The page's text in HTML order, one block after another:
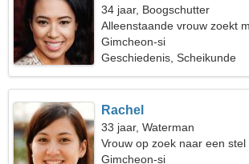
34 jaar, Boogschutter
Alleenstaande vrouw zoekt
Gimcheon-si
Geschiedenis, Scheikunde
Rachel
33 jaar, Waterman
Vrouw op zoek naar een stel
Gimcheon-si